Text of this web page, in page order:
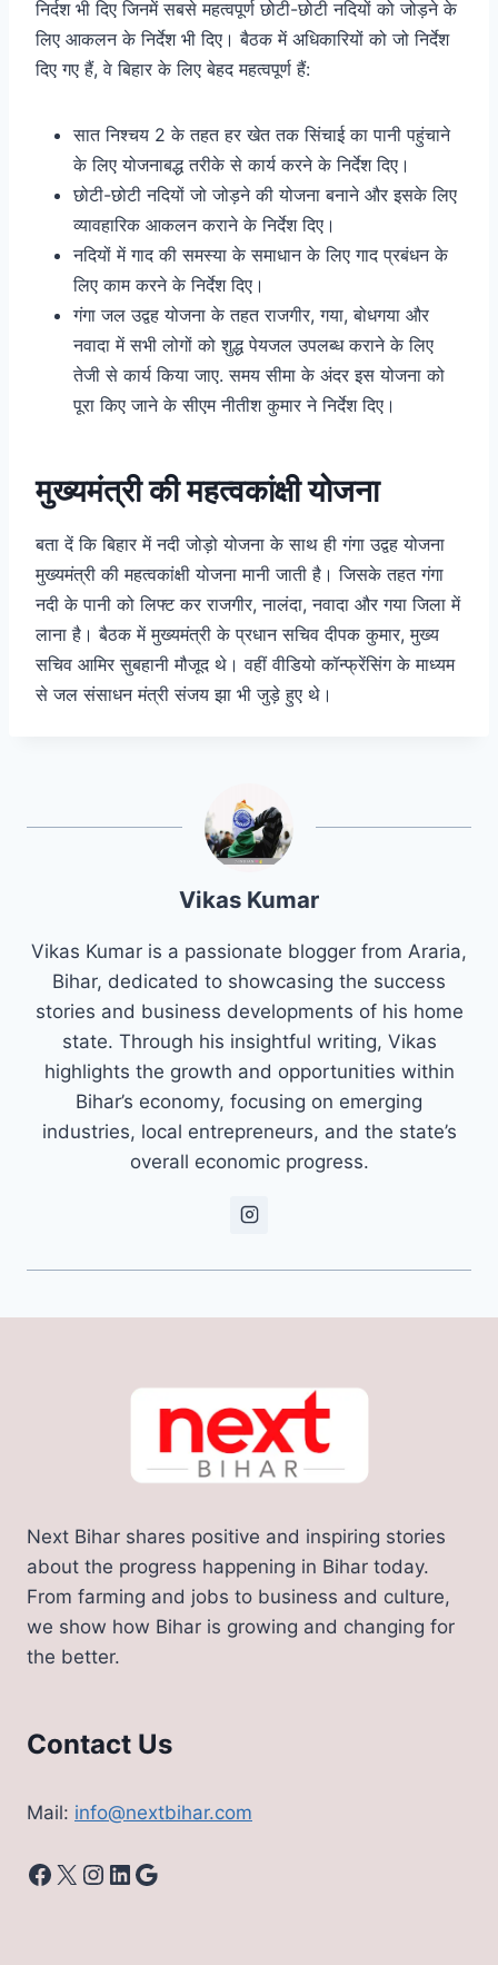
निर्दश भी दिए जिनमें सबसे महत्वपूर्ण छोटी-छोटी नदियों को जोड़ने के
लिए आकलन के निर्देश भी दिए। बैठक में अधिकारियों को जो निर्देश
दिए गए हैं, वे बिहार के लिए बेहद महत्वपूर्ण हैं:
सात निश्चय 2 के तहत हर खेत तक सिंचाई का पानी पहुंचाने
के लिए योजनाबद्ध तरीके से कार्य करने के निर्देश दिए।
छोटी-छोटी नदियों जो जोड़ने की योजना बनाने और इसके लिए
व्यावहारिक आकलन कराने के निर्देश दिए।
नदियों में गाद की समस्या के समाधान के लिए गाद प्रबंधन के
लिए काम करने के निर्देश दिए।
गंगा जल उद्वह योजना के तहत राजगीर, गया, बोधगया और
नवादा में सभी लोगों को शुद्ध पेयजल उपलब्ध कराने के लिए
तेजी से कार्य किया जाए. समय सीमा के अंदर इस योजना को
पूरा किए जाने के सीएम नीतीश कुमार ने निर्देश दिए।
मुख्यमंत्री की महत्वकांक्षी योजना
बता दें कि बिहार में नदी जोड़ो योजना के साथ ही गंगा उद्वह योजना
मुख्यमंत्री की महत्वकांक्षी योजना मानी जाती है। जिसके तहत गंगा
नदी के पानी को लिफ्ट कर राजगीर, नालंदा, नवादा और गया जिला में
लाना है। बैठक में मुख्यमंत्री के प्रधान सचिव दीपक कुमार, मुख्य
सचिव आमिर सुबहानी मौजूद थे। वहीं वीडियो कॉन्फ्रेंसिंग के माध्यम
से जल संसाधन मंत्री संजय झा भी जुड़े हुए थे।
Vikas Kumar
Vikas Kumar is a passionate blogger from Araria,
Bihar, dedicated to showcasing the success
stories and business developments of his home
state. Through his insightful writing, Vikas
highlights the growth and opportunities within
Bihar’s economy, focusing on emerging
industries, local entrepreneurs, and the state’s
overall economic progress.
Next Bihar shares positive and inspiring stories
about the progress happening in Bihar today.
From farming and jobs to business and culture,
we show how Bihar is growing and changing for
the better.
Contact Us
Mail: info@nextbihar.com
Facebook
X Instagram
LinkedIn
Google